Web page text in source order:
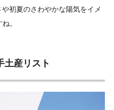
初夏のさわやかな陽気をイメ
。
土産リスト